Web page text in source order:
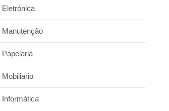
Eletrónica
Manutenção
Papelaria
Mobiliario
Informática